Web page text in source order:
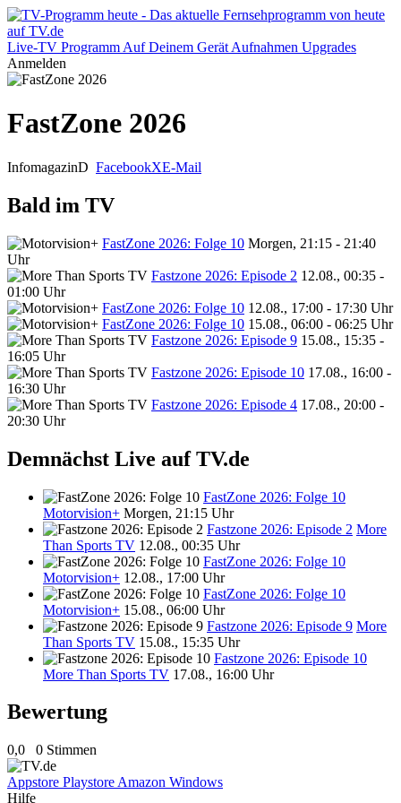
Live-TV Programm Auf Deinem Gerät Aufnahmen Upgrades
Anmelden
FastZone 2026
InfomagazinD FacebookXE-Mail
Bald im TV
FastZone 2026: Folge 10 Morgen, 21:15 - 21:40
Uhr
Fastzone 2026: Episode 2 12.08., 00:35 -
01:00 Uhr
FastZone 2026: Folge 10 12.08., 17:00 - 17:30 Uhr
FastZone 2026: Folge 10 15.08., 06:00 - 06:25 Uhr
Fastzone 2026: Episode 9 15.08., 15:35 -
16:05 Uhr
Fastzone 2026: Episode 10 17.08., 16:00 -
16:30 Uhr
Fastzone 2026: Episode 4 17.08., 20:00 -
20:30 Uhr
Demnächst Live auf TV.de
FastZone 2026: Folge 10
Motorvision+ Morgen, 21:15 Uhr
Fastzone 2026: Episode 2 More
Than Sports TV 12.08., 00:35 Uhr
FastZone 2026: Folge 10
Motorvision+ 12.08., 17:00 Uhr
FastZone 2026: Folge 10
Motorvision+ 15.08., 06:00 Uhr
Fastzone 2026: Episode 9 More
Than Sports TV 15.08., 15:35 Uhr
Fastzone 2026: Episode 10
More Than Sports TV 17.08., 16:00 Uhr
Bewertung
0,0 0 Stimmen
Appstore Playstore Amazon Windows
Hilfe